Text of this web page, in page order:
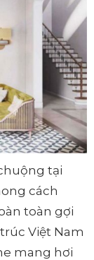
tại
cách
toàn gợi
Việt Nam
mang hơi